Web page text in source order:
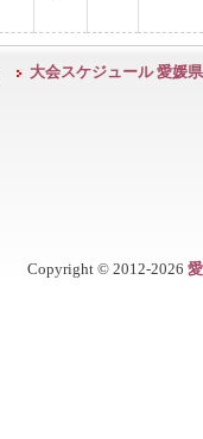
大会スケジュール 愛媛県
Copyright © 2012-2026